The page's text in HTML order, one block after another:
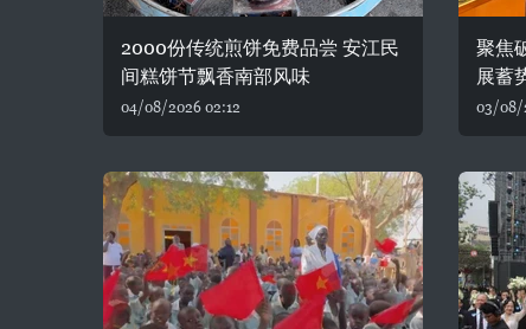
2000份传统煎饼免费品尝 安江民
间糕饼节飘香南部风味
04/08/2026 02:12
聚焦
展蓄
03/08/